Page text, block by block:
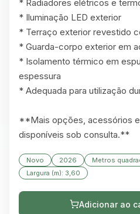
* Radiadores elétricos e
* Iluminação LED exterior
* Terraço exterior revestido
* Guarda-corpo exterior em
* Isolamento térmico em
espessura
* Adequada para utilização
**Mais opções, acessórios
disponíveis sob consulta.**
Novo 2026
Metros
Largura (m): 3,60
Adicionar ao